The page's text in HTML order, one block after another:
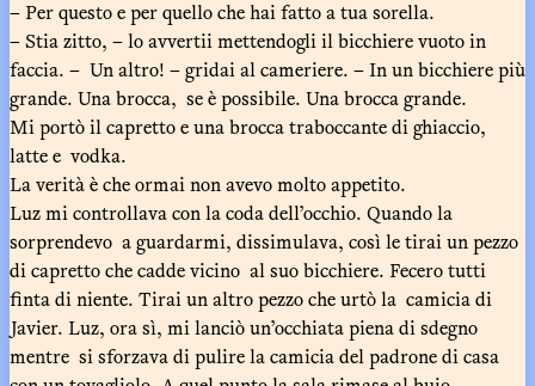
– Per questo e per quello che hai fatto a tua sorella.
– Stia zitto, – lo avvertii mettendogli il bicchiere vuoto in
faccia. – Un altro! – gridai al cameriere. – In un bicchiere più
grande. Una brocca, se è possibile. Una brocca grande.
Mi portò il capretto e una brocca traboccante di ghiaccio,
latte e vodka.
La verità è che ormai non avevo molto appetito.
Luz mi controllava con la coda dell’occhio. Quando la
sorprendevo a guardarmi, dissimulava, così le tirai un pezzo
di capretto che cadde vicino al suo bicchiere. Fecero tutti
finta di niente. Tirai un altro pezzo che urtò la camicia di
Javier. Luz, ora sì, mi lanciò un’occhiata piena di sdegno
mentre si sforzava di pulire la camicia del padrone di casa